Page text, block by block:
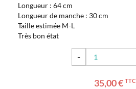
Longueur : 64 cm
Longueur de manche : 30 cm
Taille estimée M-L
Très bon état
-
35,00 € TTC